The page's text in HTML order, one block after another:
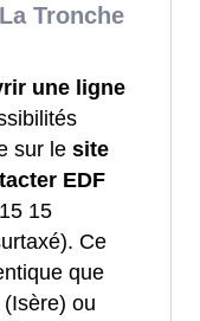
Tronche
une ligne
sur le site
EDF
15
Ce
que
ou